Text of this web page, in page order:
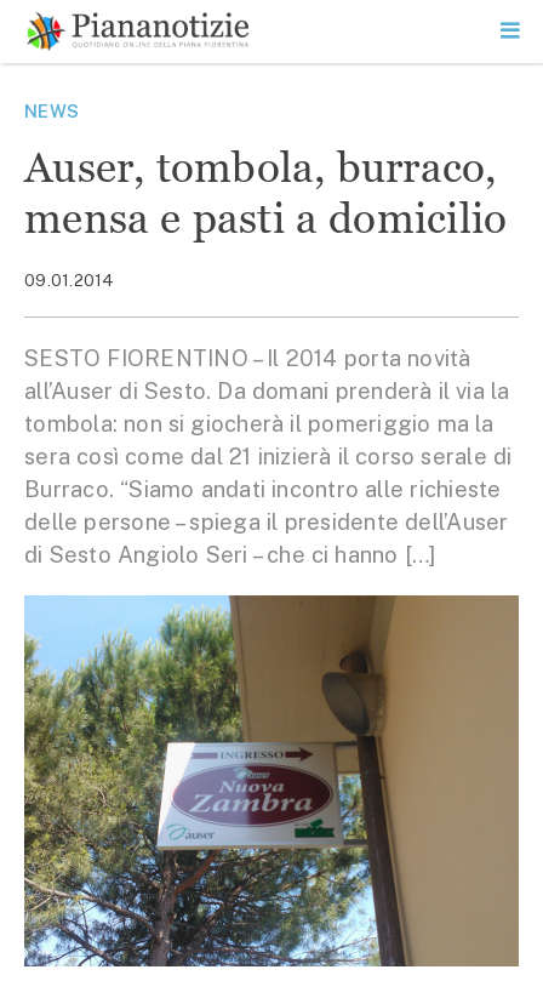
contenuto
SEARCH
NEWS
Auser, tombola, burraco,
mensa e pasti a domicilio
09.01.2014
SESTO FIORENTINO – Il 2014 porta novità
all’Auser di Sesto. Da domani prenderà il via la
tombola: non si giocherà il pomeriggio ma la
sera così come dal 21 inizierà il corso serale di
Burraco. “Siamo andati incontro alle richieste
delle persone – spiega il presidente dell’Auser
di Sesto Angiolo Seri – che ci hanno […]